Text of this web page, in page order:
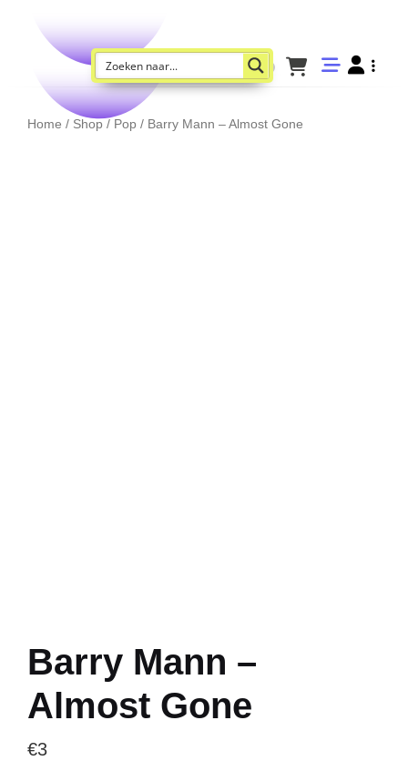
Home / Shop / Pop / Barry Mann – Almost Gone
Barry Mann –
Almost Gone
€3